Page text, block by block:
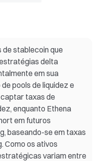
de stablecoin que
delta
em sua
pools de liquidez e
taxas de
enquanto Ethena
em futuros
baseando-se em taxas
Como os ativos
variam entre